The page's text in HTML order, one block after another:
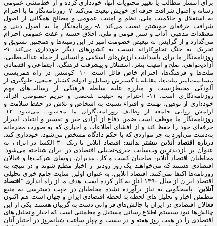
برای انتشار مطالب یا تغییر محتویات آنها، خودداری کرده و از خط‌مشی عمومی
رسانه و اصول شرافت حرفه ای خویش تبعیت می‌کند. ۷- روزنامه‌نگار ما با احترام
به استقلال و حاکمیت ملی، نظم و امنیت عمومی و مصالح همگانی از اصول
شرافت حرفه‌ای خویشتن تبعیت می‌کند. ۸- روزنامه‌نگار ما به اصول دینی و
معتقدات مذهبی، آداب و سنن قومی و ملی، اخلاق حسنه و عفت عمومی احترام
می‌گذارد و از گرایش به تبعیض خصومت آمیز در این زمینه‌ها و همچنین تشویق و
تحریک به جنگ تجاوزکارانه نسبت به کشورهای دیگر خودداری می‌کند. ۹-
روزنامه‌نگار ما برای پاسداشت ارزش‌های اسلامی و انسانی از جمله عدالت‌طلبی،
آزادیخواهی، صلح و امنیت بشر، استقلال و پیشرفت فرهنگی، اجتماعی و اقتصادی
ملت‌ها و فرهنگ‌ها، احترام خاص قائل است. ۱۰- کوشش در راه همزیستی
مسالمت‌آمیز ملت‌ها، مقابله با گسترش وسایل و ادوات کشتار جمعی، جلوگیری از
آلودگی محیط‌زیست و مبارزه علیه سلطه فرهنگی از رسالت‌های مهم
روزنامه‌نگاری است. ۱۱- احترام به حیثیت شخصی و حریم خصوصی افراد،
خودداری از توهین، تهمت و افتراء نسبت به اشخاص و تلاش در حفظ سلامت و
آرامش روانی جامعه از وظایف روزنامه‌نگاران ما محسوب می‌شود. ۱۲-
روزنامه‌نگار ما موظف است ضمن دفاع از آزادی خبر و تفسیر و انتقاد، اسرار
حرفه‌ای خود را حفظ کند و از افشای اطلاعات و اخباری که به صورت محرمانه
به‌دست می‌آورد به جز مواردی که با حکم دادگاه مشخص می‌شود، خودداری کند.
درباره اقتصاد آنلاین بیشتر بدانید:
اقتصاد آنلاین با رنک ۳۰ الکسا در ایران، به
عنوان پر بازدیدترین وب‌سایت خبری-تحلیلی اقتصادی در ایران شناخته می‌شود.
مخاطبان اقتصاد آنلاین صاحبان کسب و کار، مدیران، روسای شرکت‌ها و فعالان
اقتصادی هستند که می‌خواهند یک روز زودتر از اخبار مطلع شوند و در نتیجه به
روزنامه‌ها اکتفا نمی‌کنند. اقتصاد آنلاین، به عنوان اولین سایت جامع خبری-تحلیلی
اقتصاد ایران از سال ۱۳۹۰ آغاز به کار کرده است. هدف ما از راه اندازی "
اقتصاد
آنلاین" پاسخگویی به نیاز برآورده نشده مخاطبان در جهت دسترسی به منبع
مطمئن اخبار و تحلیل های لحظه به لحظه اقتصادی ایران و جهان است. هم اکنون
فعالان اقتصادی در ایران با چالش‌های فراوانی دست به گریبان هستند. یکی از این
چالش‌ها نبود سیستم اطلاع رسانی مستقل و مطمئنی است که اخبار و تحلیل های
اقتصادی را در هفت روز هفته و در بیست و چهار ساعت شبانه‌روز در اختیار آنان